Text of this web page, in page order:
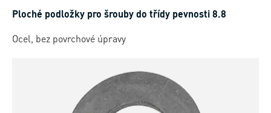
Ploché podložky pro šrouby do třídy pevnosti 8.8
Ocel, bez povrchové úpravy